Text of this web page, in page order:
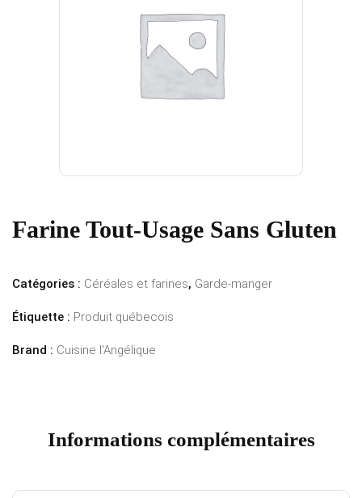
Farine Tout-Usage Sans Gluten
Catégories : Céréales et farines, Garde-manger
Étiquette : Produit québecois
Brand : Cuisine l'Angélique
Informations complémentaires